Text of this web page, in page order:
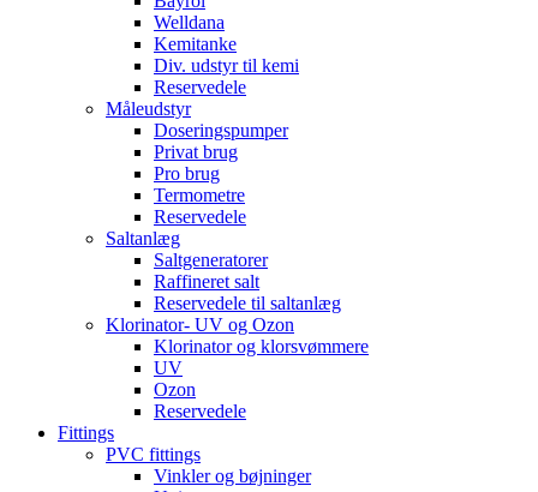
Welldana
Kemitanke
Div. udstyr til kemi
Reservedele
Måleudstyr
Doseringspumper
Privat brug
Pro brug
Termometre
Reservedele
Saltanlæg
Saltgeneratorer
Raffineret salt
Reservedele til saltanlæg
Klorinator- UV og Ozon
Klorinator og klorsvømmere
UV
Ozon
Reservedele
Fittings
PVC fittings
Vinkler og bøjninger